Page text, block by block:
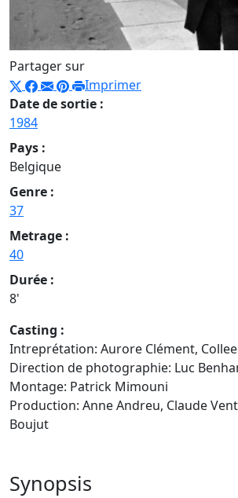
Partager sur
Imprimer
Date de sortie :
1984
Pays :
Belgique
Genre :
37
Metrage :
40
Durée :
8'
Casting :
Intreprétation: Aurore Clément,
Direction de photographie: Luc
Montage: Patrick Mimouni
Production: Anne Andreu, Claude
Boujut
Synopsis